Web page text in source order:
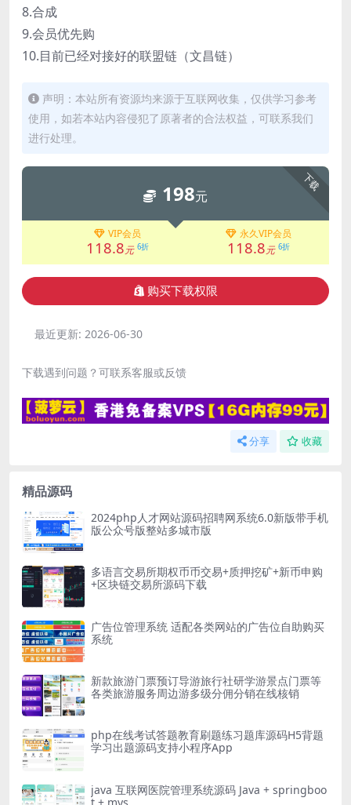
8.合成
9.会员优先购
10.目前已经对接好的联盟链（文昌链）
声明：本站所有资源均来源于互联网收集，仅供学习参考
使用，如若本站内容侵犯了原著者的合法权益，可联系我们
进行处理。
下载
198元
VIP会员
118.8元 6折
永久VIP会员
118.8元 6折
购买下载权限
最近更新: 2026-06-30
下载遇到问题？可联系客服或反馈
分享 收藏
精品源码
2024php人才网站源码招聘网系统6.0新版带手机
版公众号版整站多城市版
多语言交易所期权币币交易+质押挖矿+新币申购
+区块链交易所源码下载
广告位管理系统 适配各类网站的广告位自助购买
系统
新款旅游门票预订导游旅行社研学游景点门票等
各类旅游服务周边游多级分佣分销在线核销
php在线考试答题教育刷题练习题库源码H5背题
学习出题源码支持小程序App
java 互联网医院管理系统源码 Java + springboo
t + mys